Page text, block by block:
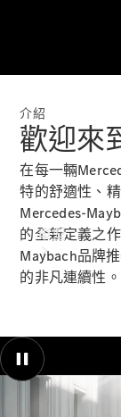
供應商/數據
保護
車型
所有車型
介紹
歡迎來
在每一輛
特的舒適性、
Mercedes-
的全新定義之
Maybach品牌
的非凡連續性。